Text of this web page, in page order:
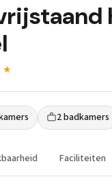
2 badkamers
Faciliteiten